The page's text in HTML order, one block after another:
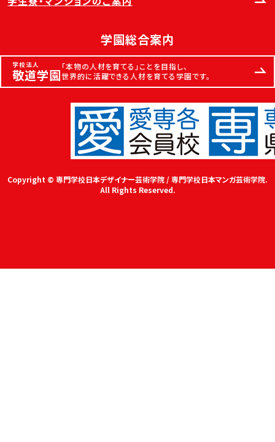
学園総合案内
学校法人
敬道学園「本物の人材を育てる」ことを目指し、
世界的に活躍できる人材を育てる学園です。
Copyright © 専門学校日本デザイナー芸術学院 / 専門学校日本マンガ芸術学院.
All Rights Reserved.